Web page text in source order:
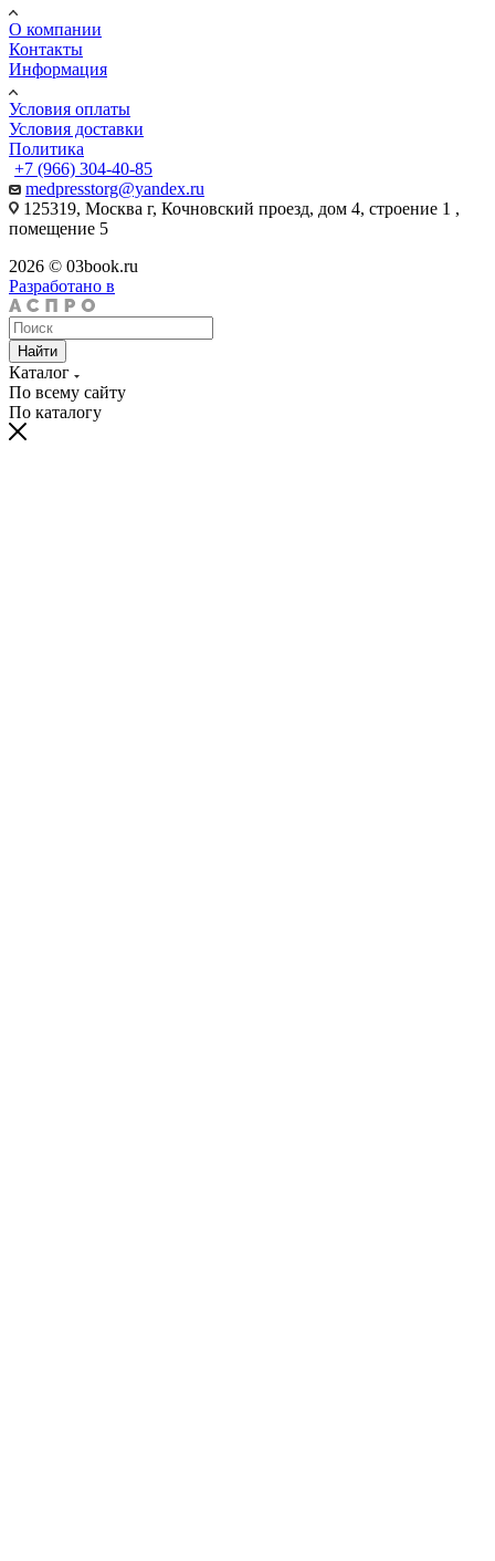
О компании
Контакты
Информация
Условия оплаты
Условия доставки
Политика
+7 (966) 304-40-85
medpresstorg@yandex.ru
125319, Москва г, Кочновский проезд, дом 4, строение 1 ,
помещение 5
2026 © 03book.ru
Разработано в
Найти
Каталог
По всему сайту
По каталогу